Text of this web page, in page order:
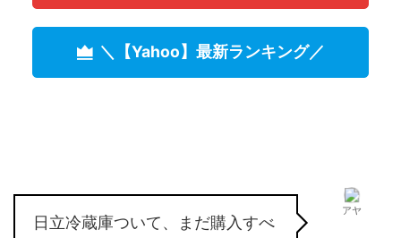
＼【Yahoo】最新ランキング／
日立冷蔵庫ついて、まだ購入すべ
アヤ